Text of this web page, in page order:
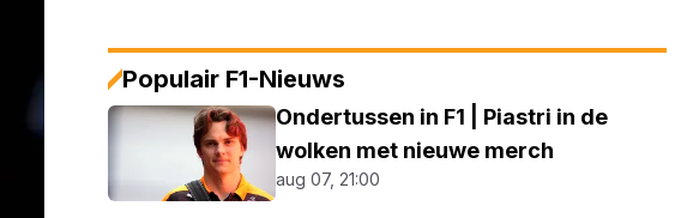
Populair F1-Nieuws
Ondertussen in F1 | Piastri in de
wolken met nieuwe merch
aug 07, 21:00